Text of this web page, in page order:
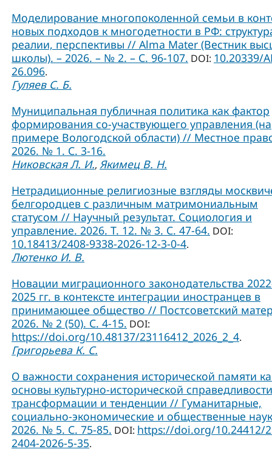
Моделирование многопоколенной семьи в
новых подходов к многодетности в РФ:
реалии, перспективы // Alma Mater (Вестник
школы). – 2026. – № 2. – С. 96-107. DOI: 10.20339/
26.096.
Гуляев С. Б.
Муниципальная публичная политика как фактор
формирования со-участвующего управления (на
примере Вологодской области) // Местное
2026. № 1. С. 3-16.
Никовская Л. И., Якимец В. Н.
Нетрадиционные религиозные взгляды
белгородцев с различным матримониальным
статусом // Научный результат. Социология и
управление. 2026. Т. 12. № 3. С. 47-64. DOI:
10.18413/2408-9338-2026-12-3-0-4.
Лютенко И. В.
Новации миграционного законодательства
2025 гг. в контексте интеграции иностранцев в
принимающее общество // Постсоветский
2026. № 2 (50). С. 4-15. DOI:
https://doi.org/10.48137/23116412_2026_2_4.
Григорьева К. С.
О важности сохранения исторической памяти
основы культурно-исторической
трансформации и тенденции // Гуманитарные,
социально-экономические и общественные
2026. № 5. С. 75-85. DOI: https://doi.org/10.24412/
2404-2026-5-35.